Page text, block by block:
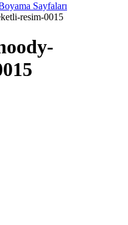
Sayfaları
resim-0015